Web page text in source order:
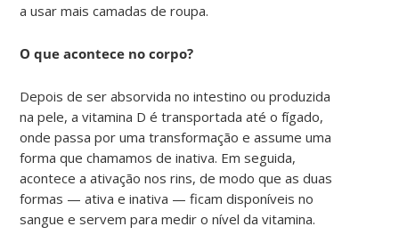
a usar mais camadas de roupa.
O que acontece no corpo?
Depois de ser absorvida no intestino ou produzida
na pele, a vitamina D é transportada até o fígado,
onde passa por uma transformação e assume uma
forma que chamamos de inativa. Em seguida,
acontece a ativação nos rins, de modo que as duas
formas — ativa e inativa — ficam disponíveis no
sangue e servem para medir o nível da vitamina.